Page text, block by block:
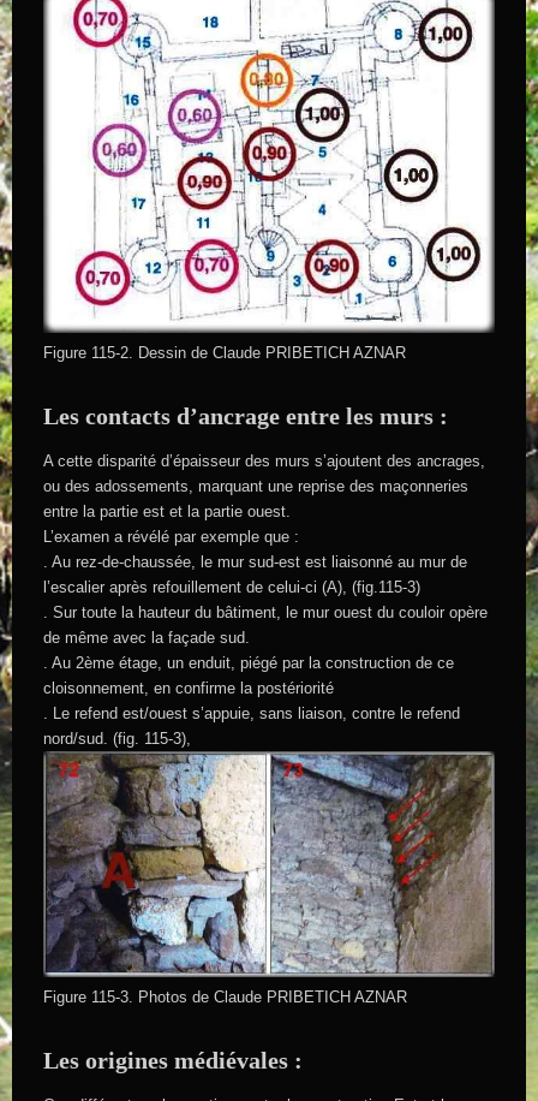
Figure 115-2. Dessin de Claude PRIBETICH AZNAR
Les contacts d’ancrage entre les murs :
A cette disparité d’épaisseur des murs s’ajoutent des ancrages,
ou des adossements, marquant une reprise des maçonneries
entre la partie est et la partie ouest.
L’examen a révélé par exemple que :
. Au rez-de-chaussée, le mur sud-est est liaisonné au mur de
l’escalier après refouillement de celui-ci (A), (fig.115-3)
. Sur toute la hauteur du bâtiment, le mur ouest du couloir opère
de même avec la façade sud.
. Au 2ème étage, un enduit, piégé par la construction de ce
cloisonnement, en confirme la postériorité
. Le refend est/ouest s’appuie, sans liaison, contre le refend
nord/sud. (fig. 115-3),
Figure 115-3. Photos de Claude PRIBETICH AZNAR
Les origines médiévales :